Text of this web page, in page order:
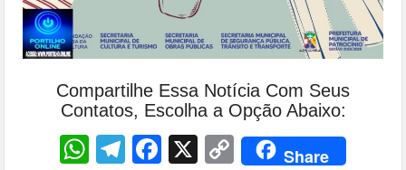
Compartilhe Essa Notícia Com Seus
Contatos, Escolha a Opção Abaixo:
WhatsApp
Telegram
Facebook
X CopyShare